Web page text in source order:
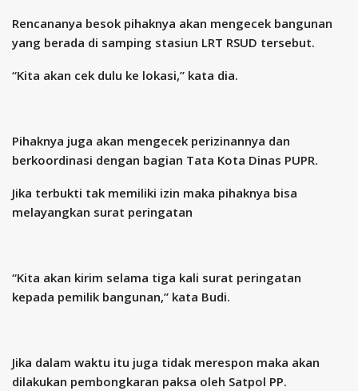
Rencananya besok pihaknya akan mengecek bangunan
yang berada di samping stasiun LRT RSUD tersebut.
“Kita akan cek dulu ke lokasi,” kata dia.
Pihaknya juga akan mengecek perizinannya dan
berkoordinasi dengan bagian Tata Kota Dinas PUPR.
Jika terbukti tak memiliki izin maka pihaknya bisa
melayangkan surat peringatan
“Kita akan kirim selama tiga kali surat peringatan
kepada pemilik bangunan,” kata Budi.
Jika dalam waktu itu juga tidak merespon maka akan
dilakukan pembongkaran paksa oleh Satpol PP.